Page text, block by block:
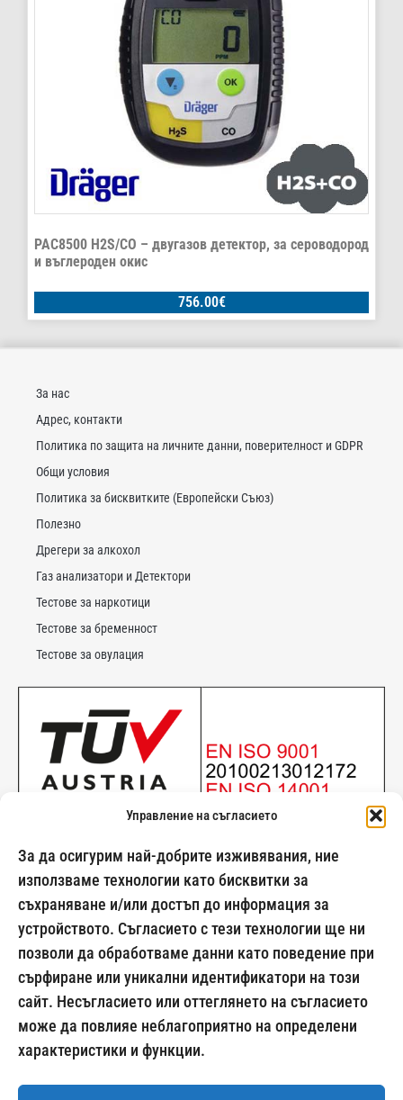
Управление на съгласието
За да осигурим най-добрите изживявания, ние
използваме технологии като бисквитки за
съхраняване и/или достъп до информация за
устройството. Съгласието с тези технологии ще ни
позволи да обработваме данни като поведение при
сърфиране или уникални идентификатори на този
сайт. Несъгласието или оттеглянето на съгласието
може да повлияе неблагоприятно на определени
характеристики и функции.
PAC8500 H2S/CO – двугазов детектор, за сероводород
и въглероден окис
756.00€
За нас
Адрес, контакти
Политика по защита на личните данни, поверителност и GDPR
Общи условия
Политика за бисквитките (Европейски Съюз)
Полезно
Дрегери за алкохол
Газ анализатори и Детектори
Тестове за наркотици
Тестове за бременност
Тестове за овулация
024500269
Начини на плащане: